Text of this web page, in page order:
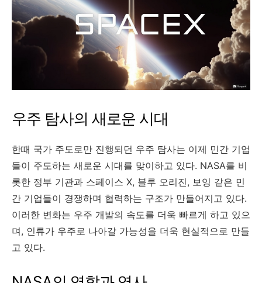
우주 탐사의 새로운 시대
한때 국가 주도로만 진행되던 우주 탐사는 이제 민간 기업
들이 주도하는 새로운 시대를 맞이하고 있다. NASA를 비
롯한 정부 기관과 스페이스 X, 블루 오리진, 보잉 같은 민
간 기업들이 경쟁하며 협력하는 구조가 만들어지고 있다.
이러한 변화는 우주 개발의 속도를 더욱 빠르게 하고 있으
며, 인류가 우주로 나아갈 가능성을 더욱 현실적으로 만들
고 있다.